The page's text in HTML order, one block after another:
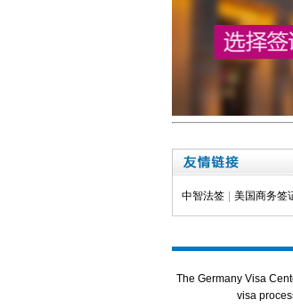
中智法签 美国商务签
The Germany Visa
visa